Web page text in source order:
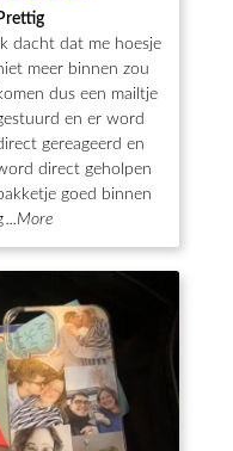
uit 5
Ik dacht dat me hoesje
meer binnen zou
dus een mailtje
en er word
gereageerd en
direct geholpen
goed binnen
...More